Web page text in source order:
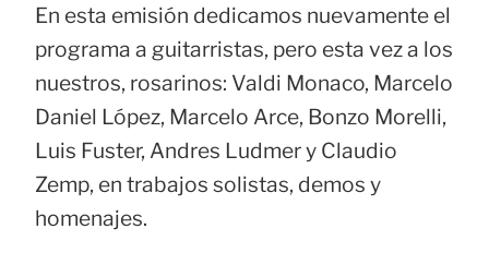
En esta emisión dedicamos nuevamente el
programa a guitarristas, pero esta vez a los
nuestros, rosarinos: Valdi Monaco, Marcelo
Daniel López, Marcelo Arce, Bonzo Morelli,
Luis Fuster, Andres Ludmer y Claudio
Zemp, en trabajos solistas, demos y
homenajes.